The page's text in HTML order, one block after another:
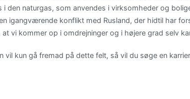
i den naturgas, som anvendes i virksomheder og
igangværende konflikt med Rusland, der hidtil har
vi kommer op i omdrejninger og i højere grad selv
vil kun gå fremad på dette felt, så vil du søge en